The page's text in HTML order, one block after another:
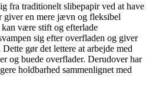
fra traditionelt slibepapir ved at have
giver en mere jævn og fleksibel
være stift og efterlade
sig efter overfladen og giver
gør det lettere at arbejde med
og buede overflader. Derudover har
holdbarhed sammenlignet med